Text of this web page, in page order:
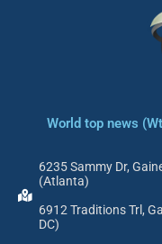
World top news
6235 Sammy Dr,
(Atlanta)
6912 Traditions Trl,
DC)